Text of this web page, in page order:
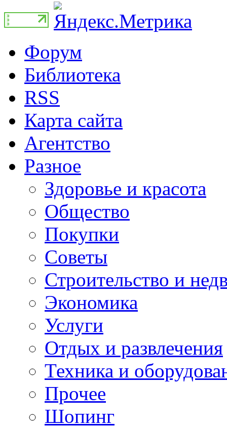
Форум
Библиотека
RSS
Карта сайта
Агентство
Разное
Здоровье и красота
Общество
Покупки
Советы
Строительство и
Экономика
Услуги
Отдых и развлечения
Техника и
Прочее
Шопинг